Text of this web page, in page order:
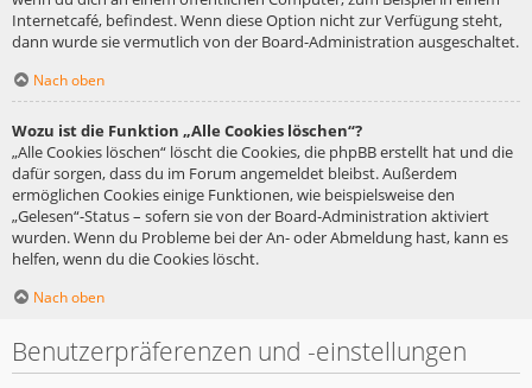
Internetcafé, befindest. Wenn diese Option nicht zur Verfügung steht,
dann wurde sie vermutlich von der Board-Administration ausgeschaltet.
Nach oben
Wozu ist die Funktion „Alle Cookies löschen“?
„Alle Cookies löschen“ löscht die Cookies, die phpBB erstellt hat und die
dafür sorgen, dass du im Forum angemeldet bleibst. Außerdem
ermöglichen Cookies einige Funktionen, wie beispielsweise den
„Gelesen“-Status – sofern sie von der Board-Administration aktiviert
wurden. Wenn du Probleme bei der An- oder Abmeldung hast, kann es
helfen, wenn du die Cookies löscht.
Nach oben
Benutzerpräferenzen und -einstellungen